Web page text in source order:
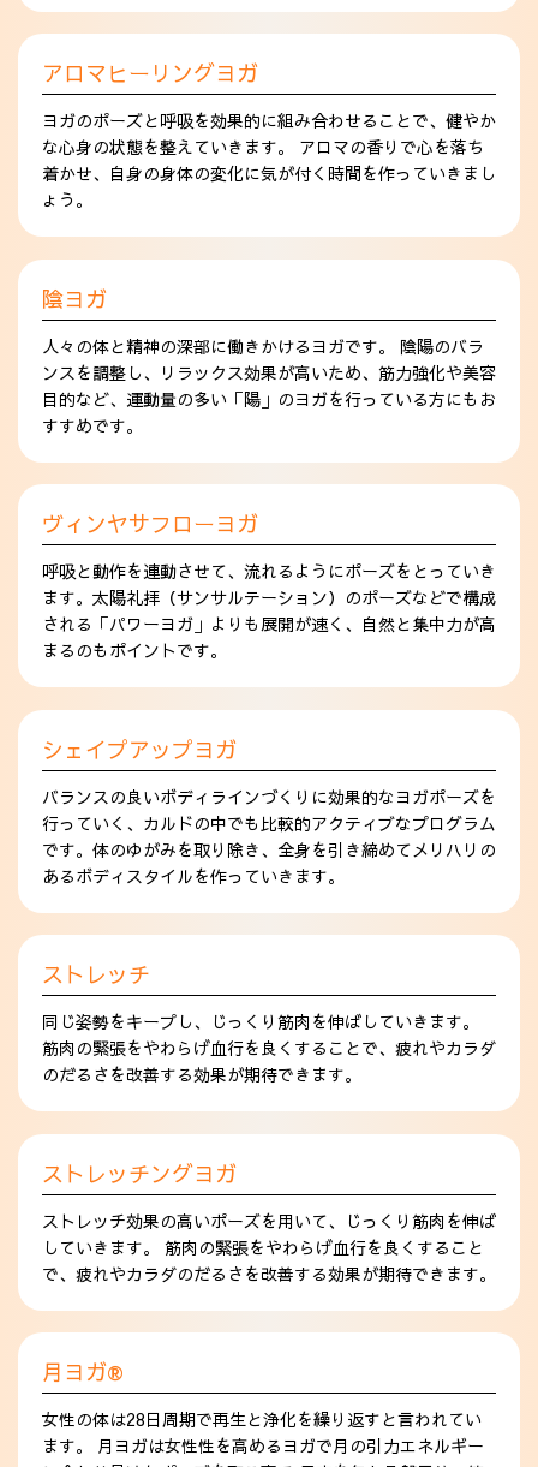
アロマヒーリングヨガ
ヨガのポーズと呼吸を効果的に組み合わせることで、健やか
な心身の状態を整えていきます。 アロマの香りで心を落ち
着かせ、自身の身体の変化に気が付く時間を作っていきまし
ょう。
陰ヨガ
人々の体と精神の深部に働きかけるヨガです。 陰陽のバラ
ンスを調整し、リラックス効果が高いため、筋力強化や美容
目的など、運動量の多い「陽」のヨガを行っている方にもお
すすめです。
ヴィンヤサフローヨガ
呼吸と動作を連動させて、流れるようにポーズをとっていき
ます。太陽礼拝（サンサルテーション）のポーズなどで構成
される「パワーヨガ」よりも展開が速く、自然と集中力が高
まるのもポイントです。
シェイプアップヨガ
バランスの良いボディラインづくりに効果的なヨガポーズを
行っていく、カルドの中でも比較的アクティブなプログラム
です。体のゆがみを取り除き、全身を引き締めてメリハリの
あるボディスタイルを作っていきます。
ストレッチ
同じ姿勢をキープし、じっくり筋肉を伸ばしていきます。
筋肉の緊張をやわらげ血行を良くすることで、疲れやカラダ
のだるさを改善する効果が期待できます。
ストレッチングヨガ
ストレッチ効果の高いポーズを用いて、じっくり筋肉を伸ば
していきます。 筋肉の緊張をやわらげ血行を良くすること
で、疲れやカラダのだるさを改善する効果が期待できます。
月ヨガ®
女性の体は28日周期で再生と浄化を繰り返すと言われてい
ます。 月ヨガは女性性を高めるヨガで月の引力エネルギー